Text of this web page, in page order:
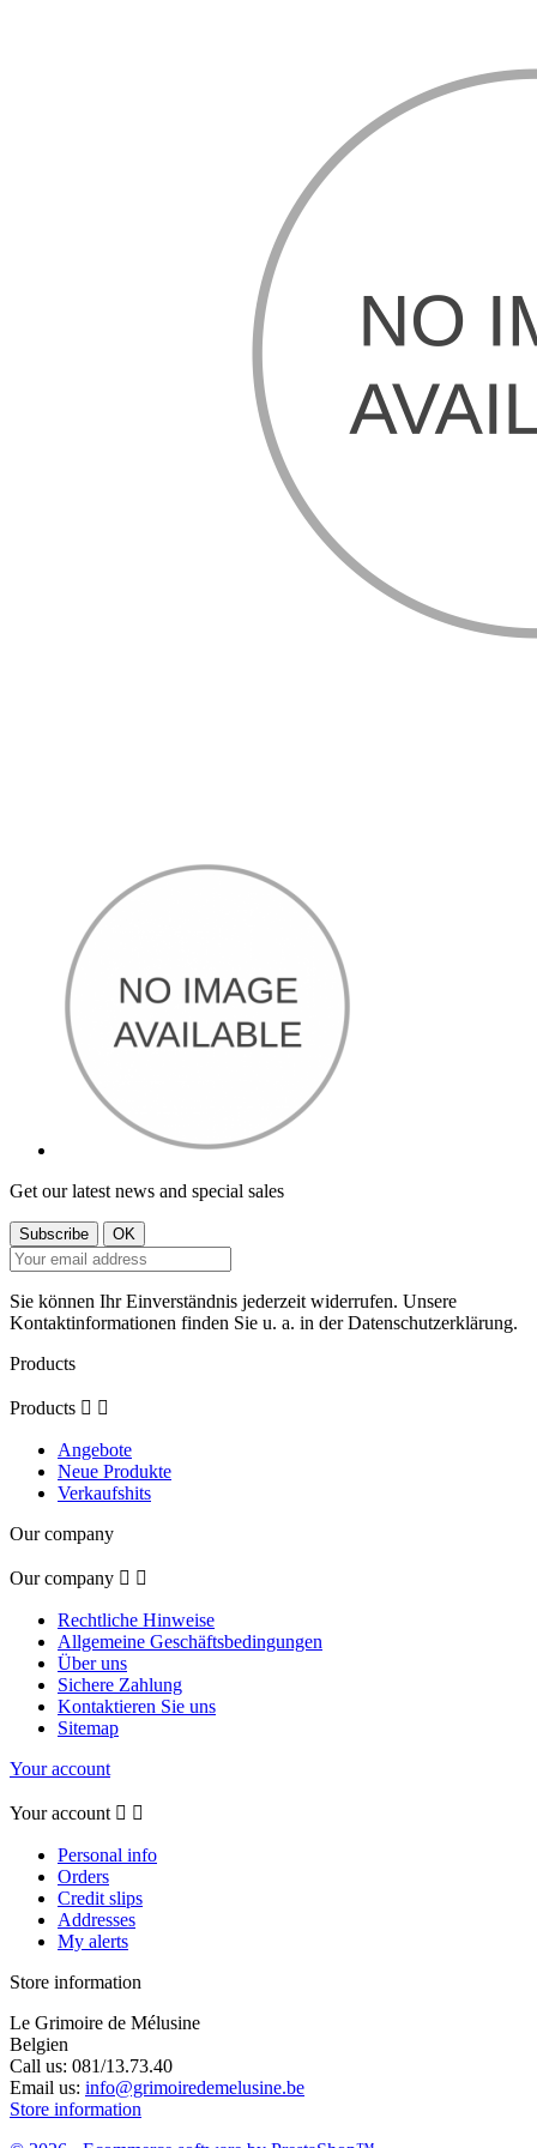
Get our latest news and special sales
Sie können Ihr Einverständnis jederzeit widerrufen. Unsere
Kontaktinformationen finden Sie u. a. in der Datenschutzerklärung.
Products
Products  
Angebote
Neue Produkte
Verkaufshits
Our company
Our company  
Rechtliche Hinweise
Allgemeine Geschäftsbedingungen
Über uns
Sichere Zahlung
Kontaktieren Sie uns
Sitemap
Your account
Your account  
Personal info
Orders
Credit slips
Addresses
My alerts
Store information
Le Grimoire de Mélusine
Belgien
Call us: 081/13.73.40
Email us: info@grimoiredemelusine.be
Store information